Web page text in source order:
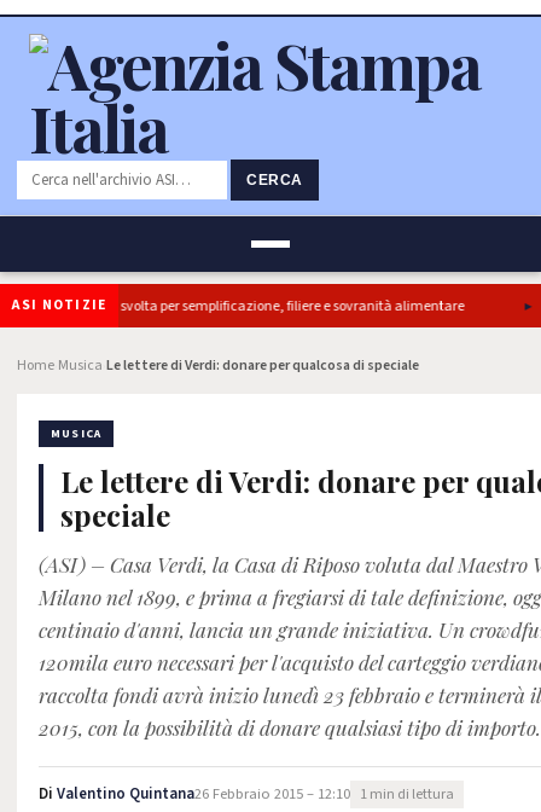
CERCA
ASI NOTIZIE
ok Camera e’ svolta per semplificazione, filiere e sovranità alimentare Il
Home Musica Le lettere di Verdi: donare per qualcosa di speciale
MUSICA
Le lettere di Verdi: donare per
speciale
(ASI) – Casa Verdi, la Casa di Riposo voluta dal Maestro
Milano nel 1899, e prima a fregiarsi di tale definizione,
centinaio d'anni, lancia un grande iniziativa. Un
120mila euro necessari per l'acquisto del carteggio
raccolta fondi avrà inizio lunedì 23 febbraio e terminerà il
2015, con la possibilità di donare qualsiasi tipo di importo.
Di Valentino Quintana26 Febbraio 2015 – 12:10 1 min di lettura